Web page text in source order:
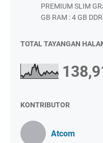
PREMIUM SLIM
GB RAM : 4 GB
TOTAL TAYANGAN
KONTRIBUTOR
Atcom